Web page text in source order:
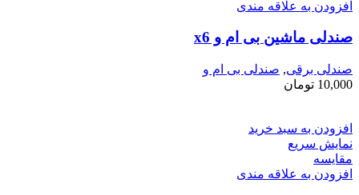
افزودن به علاقه مندی
صندلی ماشین بی ام و x6
صندلی برقی, صندلی بی ام و
10,000 تومان
افزودن به سبد خرید
نمایش سریع
مقايسه
افزودن به علاقه مندی